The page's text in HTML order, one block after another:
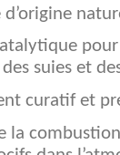
suies et
curatif et
la